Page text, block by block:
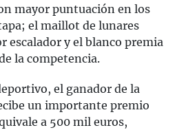
mayor puntuación en los
el maillot de lunares
escalador y el blanco premia
la competencia.
el ganador de la
un importante premio
a 500 mil euros,